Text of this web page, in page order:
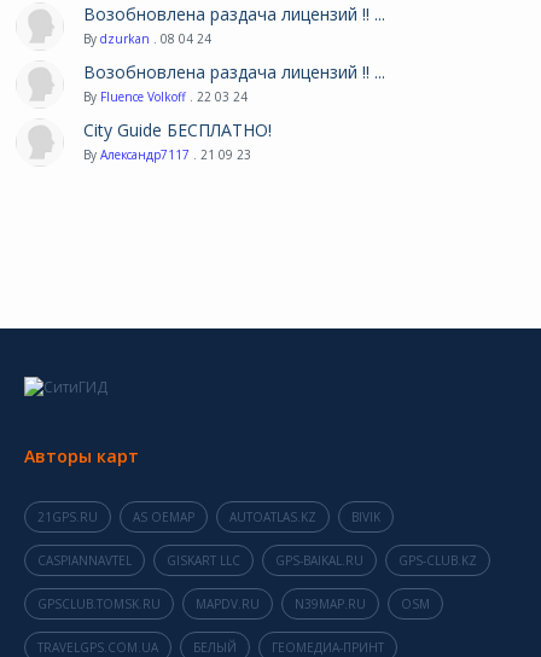
Возобновлена раздача лицензий !! ...
By dzurkan . 08 04 24
Возобновлена раздача лицензий !! ...
By Fluence Volkoff . 22 03 24
City Guide БЕСПЛАТНО!
By Александр7117 . 21 09 23
Авторы карт
21GPS.RU AS OEMAP AUTOATLAS.KZ BIVIK
CASPIANNAVTEL GISKART LLC GPS-BAIKAL.RU GPS-CLUB.KZ
GPSCLUB.TOMSK.RU MAPDV.RU N39MAP.RU OSM
TRAVELGPS.COM.UA БЕЛЫЙ ГЕОМЕДИА-ПРИНТ